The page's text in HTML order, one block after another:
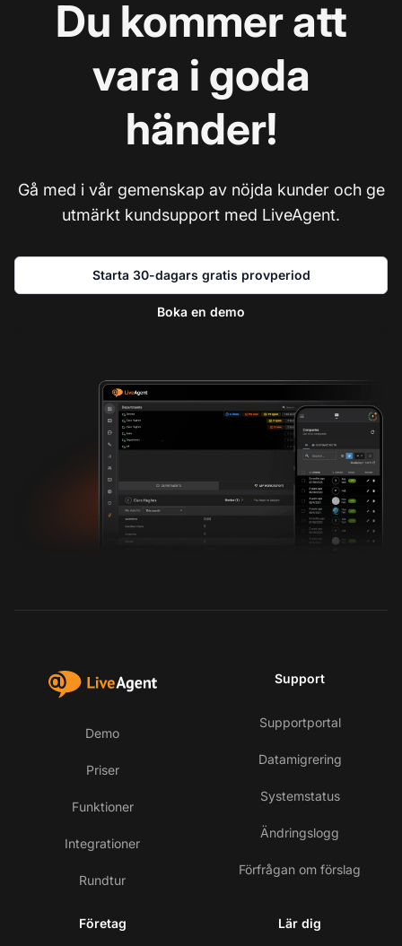
Du kommer att
vara i goda
händer!
Gå med i vår gemenskap av nöjda kunder och ge
utmärkt kundsupport med LiveAgent.
Starta 30-dagars gratis provperiod
Boka en demo
Demo
Priser
Funktioner
Integrationer
Rundtur
Support
Supportportal
Datamigrering
Systemstatus
Ändringslogg
Förfrågan om förslag
Företag Lär dig